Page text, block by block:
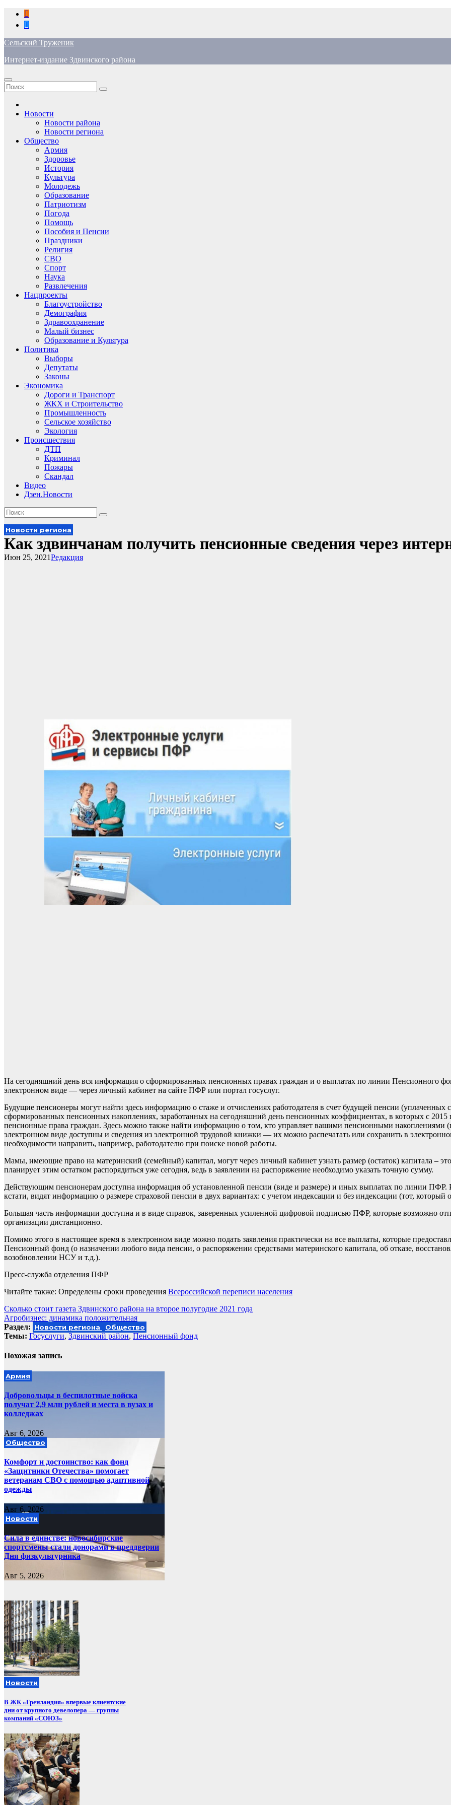
Перейти
содержимому
Сельский Труженик
Интернет-издание Здвинского района
Новости
Новости района
Новости региона
Общество
Армия
Здоровье
История
Культура
Молодежь
Образование
Патриотизм
Погода
Помощь
Пособия и Пенсии
Праздники
Религия
СВО
Спорт
Наука
Развлечения
Нацпроекты
Благоустройство
Демография
Здравоохранение
Малый бизнес
Образование и Культура
Политика
Выборы
Депутаты
Законы
Экономика
Дороги и Транспорт
ЖКХ и Строительство
Промышленность
Сельское хозяйство
Экология
Происшествия
ДТП
Криминал
Пожары
Скандал
Видео
Дзен.Новости
Новости региона
Как здвинчанам получить пенсионные сведения через
Редакция
Июн 25, 2021
На сегодняшний день вся информация о сформированных пенсионных правах граждан и о выплатах по линии Пенсионного
электронном виде — через личный кабинет на сайте ПФР или портал госуслуг.
Будущие пенсионеры могут найти здесь информацию о стаже и отчислениях работодателя в счет будущей пенсии (уплаченных
сформированных пенсионных накоплениях, заработанных на сегодняшний день пенсионных коэффициентах, в которых с 2015
пенсионные права граждан. Здесь можно также найти информацию о том, кто управляет вашими пенсионными накоплениями
электронном виде доступны и сведения из электронной трудовой книжки — их можно распечатать или сохранить в
необходимости направить, например, работодателю при поиске новой работы.
Мамы, имеющие право на материнский (семейный) капитал, могут через личный кабинет узнать размер (остаток) капитала –
планирует этим остатком распорядиться уже сегодня, ведь в заявлении на распоряжение необходимо указать точную сумму.
Действующим пенсионерам доступна информация об установленной пенсии (виде и размере) и иных выплатах по линии
кстати, видят информацию о размере страховой пенсии в двух вариантах: с учетом индексации и без индексации (тот, который
Большая часть информации доступна и в виде справок, заверенных усиленной цифровой подписью ПФР, которые возможно
организации дистанционно.
Помимо этого в настоящее время в электронном виде можно подать заявления практически на все выплаты, которые
Пенсионный фонд (о назначении любого вида пенсии, о распоряжении средствами материнского капитала, об отказе,
возобновлении НСУ и т.д.).
Пресс-служба отделения ПФР
Читайте также: Определены сроки проведения Всероссийской переписи населения
Навигация
по
записям
Сколько стоит газета Здвинского района на второе полугодие 2021 года
Агробизнес: динамика положительная
Раздел: Новости региона Общество
Темы: Госуслуги, Здвинский район, Пенсионный фонд
Похожая запись
Армия
Добровольцы в беспилотные войска
получат 2,9 млн рублей и места в вузах и
колледжах
Авг 6, 2026
Общество
Комфорт и достоинство: как фонд
«Защитники Отечества» помогает
ветеранам СВО с помощью адаптивной
одежды
Авг 6, 2026
Новости
Сила в единстве: новосибирские
спортсмены стали донорами в преддверии
Дня физкультурника
Авг 5, 2026
Новости
В ЖК «Гренландия» впервые клиентские
дни от крупного девелопера — группы
компаний «СОЮЗ»